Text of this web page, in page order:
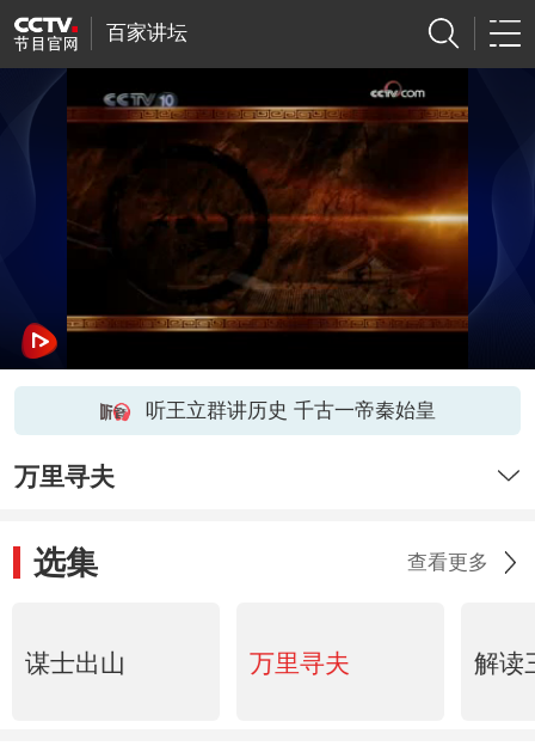
百家讲坛
听王立群讲历史 千古一帝秦始皇
万里寻夫
选集 查看更多
谋士出山 万里寻夫 解读